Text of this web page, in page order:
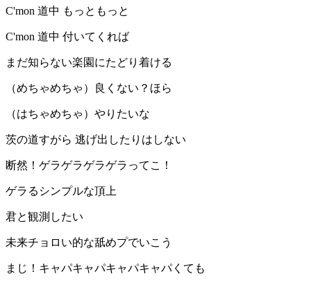
C'mon 道中 もっともっと
C'mon 道中 付いてくれば
まだ知らない楽園にたどり着ける
（めちゃめちゃ）良くない？ほら
（はちゃめちゃ）やりたいな
茨の道すがら 逃げ出したりはしない
断然！ゲラゲラゲラゲラってこ！
ゲラるシンプルな頂上
君と観測したい
未来チョロい的な舐めプでいこう
まじ！キャパキャパキャパキャパくても